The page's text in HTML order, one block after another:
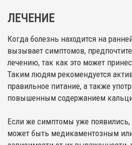
ЛЕЧЕНИЕ
Когда болезнь находится на
вызывает симптомов,
лечению, так как это может
Таким людям рекомендуется
правильное питание, а также
повышенным содержанием
Если же симптомы уже появились,
может быть медикаментозным